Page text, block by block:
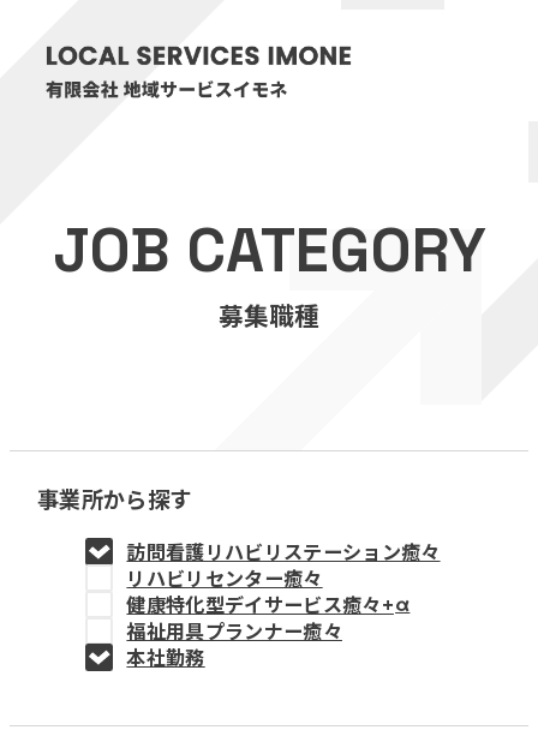
医療・介護事業
訪問看護リハビリステーション癒々
福祉用具プランナー癒々
教育事業
姫路中央こども園
姫路中央保育園
JOB CATEGORY
募集職種
事業所から探す
訪問看護リハビリステーション癒々
リハビリセンター癒々
健康特化型デイサービス癒々+α
福祉用具プランナー癒々
本社勤務